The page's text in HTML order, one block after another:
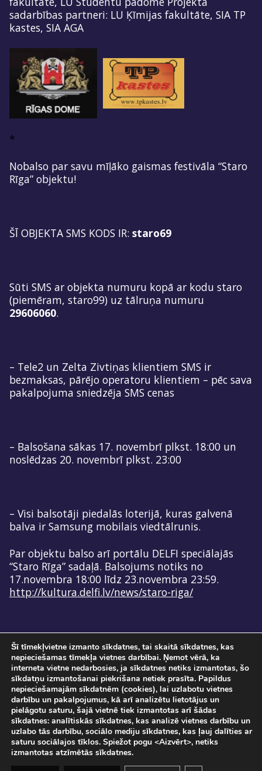
sadarbības partneri: LU Ķīmijas fakultāte, SIA TP
kastes, SIA AGA
*
Nobalso par savu mīļāko gaismas festivāla “Staro
Rīga” objektu!
ŠĪ OBJEKTA SMS KODS IR: staro69
Sūti SMS ar objekta numuru kopā ar kodu staro
(piemēram, staro99) uz tālruņa numuru
29606060.
– Tele2 un Zelta Zivtiņas klientiem SMS ir
bezmaksas, pārējo operatoru klientiem – pēc sava
pakalpojuma sniedzēja SMS cenas
– Balsošana sākas 17. novembrī plkst. 18:00 un
noslēdzas 20. novembrī plkst. 23:00
– Visi balsotāji piedalās loterijā, kuras galvenā
balva ir Samsung mobilais viedtālrunis.
Par objektu balso arī portālu DELFI speciālajās
“Staro Rīga” sadaļā. Balsojums notiks no
17.novembra 18:00 līdz 23.novembra 23:59.
http://kultura.delfi.lv/news/staro-riga/
Pasākuma norise tiks fotografēta un filmēta. Ar savu ierašanos pasākumā, Jūs
sniedzat piekrišanu savu personas datu apstrādei.
Sadarbībā arSIA "DATATEKS"
© Staro Rīga 2026
Šī tīmekļvietne izmanto sīkdatnes, tai skaitā sīkdatnes, kas
nepieciešamas tīmekļa vietnes darbībai. Ņemot vērā, ka
interneta vietne nedarbosies, ja sīkdatnes netiks izmantotas, šo
sīkdatņu izmantošanai piekrišana netiek prasīta. Papildus
nepieciešamajām sīkdatnēm (cookies), lai uzlabotu vietnes
darbību un pakalpojumus, kā arī analizētu lietotājus un
pielāgotu saturu, šajā vietnē tiek izmantotas arī šādas
sīkdatnes: analītiskās sīkdatnes, kas analizē vietnes darbību un
uzlabo tās darbību, sociālo mediju sīkdatnes, kas ļauj dalīties ar
saturu sociālajos tīklos. Spiežot pogu <Aizvērt>, netiks
izmantotas atzīmētās sīkdatnes.